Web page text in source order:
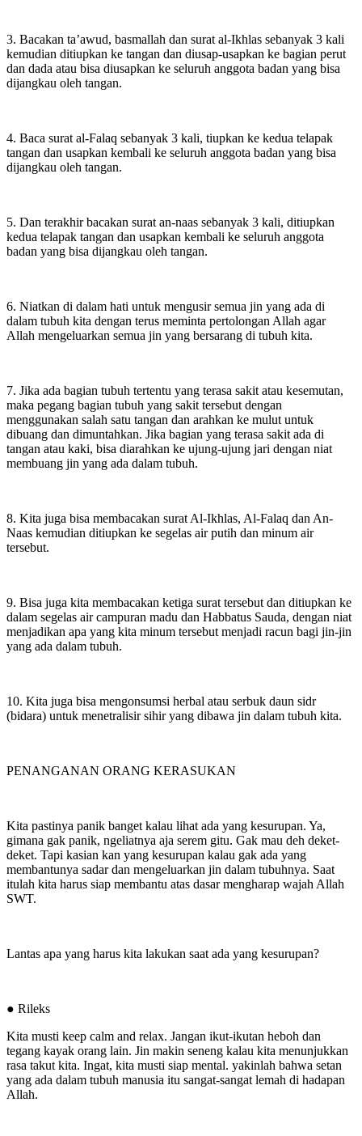
3. Bacakan ta’awud, basmallah dan surat al-Ikhlas sebanyak 3 kali
kemudian ditiupkan ke tangan dan diusap-usapkan ke bagian perut
dan dada atau bisa diusapkan ke seluruh anggota badan yang bisa
dijangkau oleh tangan.
4. Baca surat al-Falaq sebanyak 3 kali, tiupkan ke kedua telapak
tangan dan usapkan kembali ke seluruh anggota badan yang bisa
dijangkau oleh tangan.
5. Dan terakhir bacakan surat an-naas sebanyak 3 kali, ditiupkan
kedua telapak tangan dan usapkan kembali ke seluruh anggota
badan yang bisa dijangkau oleh tangan.
6. Niatkan di dalam hati untuk mengusir semua jin yang ada di
dalam tubuh kita dengan terus meminta pertolongan Allah agar
Allah mengeluarkan semua jin yang bersarang di tubuh kita.
7. Jika ada bagian tubuh tertentu yang terasa sakit atau kesemutan,
maka pegang bagian tubuh yang sakit tersebut dengan
menggunakan salah satu tangan dan arahkan ke mulut untuk
dibuang dan dimuntahkan. Jika bagian yang terasa sakit ada di
tangan atau kaki, bisa diarahkan ke ujung-ujung jari dengan niat
membuang jin yang ada dalam tubuh.
8. Kita juga bisa membacakan surat Al-Ikhlas, Al-Falaq dan An-
Naas kemudian ditiupkan ke segelas air putih dan minum air
tersebut.
9. Bisa juga kita membacakan ketiga surat tersebut dan ditiupkan ke
dalam segelas air campuran madu dan Habbatus Sauda, dengan niat
menjadikan apa yang kita minum tersebut menjadi racun bagi jin-jin
yang ada dalam tubuh.
10. Kita juga bisa mengonsumsi herbal atau serbuk daun sidr
(bidara) untuk menetralisir sihir yang dibawa jin dalam tubuh kita.
PENANGANAN ORANG KERASUKAN
Kita pastinya panik banget kalau lihat ada yang kesurupan. Ya,
gimana gak panik, ngeliatnya aja serem gitu. Gak mau deh deket-
deket. Tapi kasian kan yang kesurupan kalau gak ada yang
membantunya sadar dan mengeluarkan jin dalam tubuhnya. Saat
itulah kita harus siap membantu atas dasar mengharap wajah Allah
SWT.
Lantas apa yang harus kita lakukan saat ada yang kesurupan?
● Rileks
Kita musti keep calm and relax. Jangan ikut-ikutan heboh dan
tegang kayak orang lain. Jin makin seneng kalau kita menunjukkan
rasa takut kita. Ingat, kita musti siap mental. yakinlah bahwa setan
yang ada dalam tubuh manusia itu sangat-sangat lemah di hadapan
Allah.